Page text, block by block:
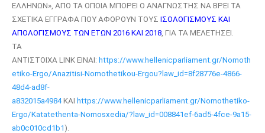
ΕΛΛΗΝΩΝ», ΑΠΟ ΤΑ ΟΠΟΙΑ ΜΠΟΡΕΙ Ο ΑΝΑΓΝΩΣΤΗΣ ΝΑ ΒΡΕΙ ΤΑ
ΣΧΕΤΙΚΑ ΕΓΓΡΑΦΑ ΠΟΥ ΑΦΟΡΟΥΝ ΤΟΥΣ ΙΣΟΛΟΓΙΣΜΟΥΣ ΚΑΙ
ΑΠΟΛΟΓΙΣΜΟΥΣ ΤΩΝ ΕΤΩΝ 2016 ΚΑΙ 2018 , ΓΙΑ ΤΑ ΜΕΛΕΤΗΣΕΙ.
ΤΑ
ΑΝΤΙΣΤΟΙΧΑ LINK ΕΙΝΑΙ: https://www.hellenicparliament.gr/Nomoth
etiko-Ergo/Anazitisi-Nomothetikou-Ergou?law_id=8f28776e-4866-
48d4-ad8f-
a832015a4984ΚΑΙ https://www.hellenicparliament.gr/Nomothetiko-
Ergo/Katatethenta-Nomosxedia/?law_id=008841ef-6ad5-4fce-9a15-
ab0c010cd1b1).